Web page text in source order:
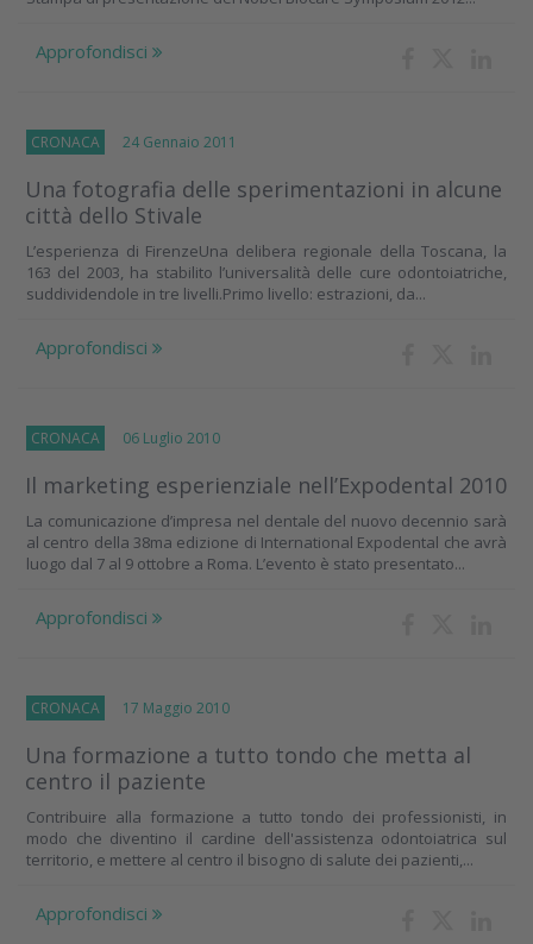
Approfondisci
CRONACA 24 Gennaio 2011
Una fotografia delle sperimentazioni in alcune
città dello Stivale
L’esperienza di FirenzeUna delibera regionale della Toscana, la
163 del 2003, ha stabilito l’universalità delle cure odontoiatriche,
suddividendole in tre livelli.Primo livello: estrazioni, da...
Approfondisci
CRONACA 06 Luglio 2010
Il marketing esperienziale nell’Expodental 2010
La comunicazione d’impresa nel dentale del nuovo decennio sarà
al centro della 38ma edizione di International Expodental che avrà
luogo dal 7 al 9 ottobre a Roma. L’evento è stato presentato...
Approfondisci
CRONACA 17 Maggio 2010
Una formazione a tutto tondo che metta al
centro il paziente
Contribuire alla formazione a tutto tondo dei professionisti, in
modo che diventino il cardine dell'assistenza odontoiatrica sul
territorio, e mettere al centro il bisogno di salute dei pazienti,...
Approfondisci